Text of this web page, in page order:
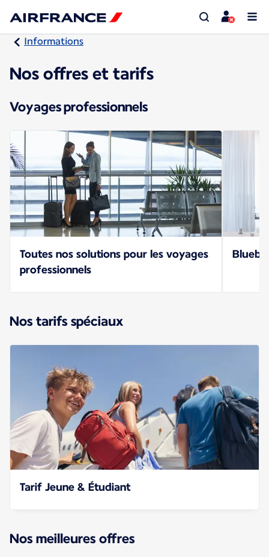
Informations
Nos offres et tarifs
Voyages professionnels
Toutes nos solutions pour les voyages
professionnels
Nos tarifs spéciaux
Tarif Jeune & Étudiant
Nos meilleures offres